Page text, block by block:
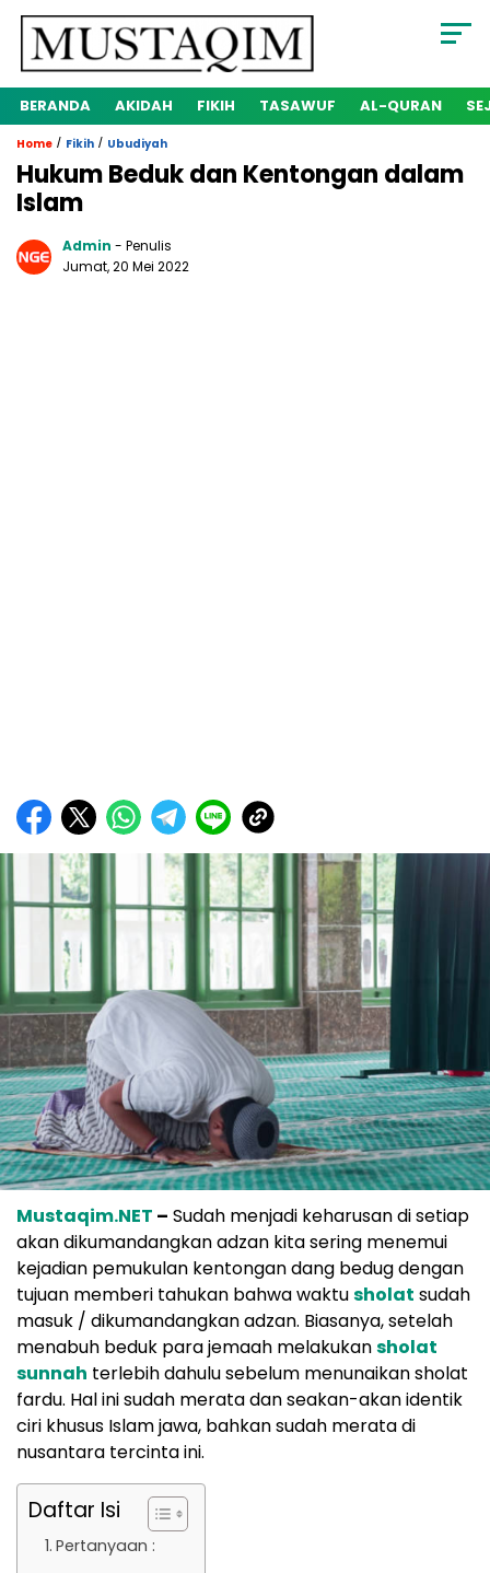
BERANDA AKIDAH FIKIH TASAWUF AL-QURAN
Home / Fikih / Ubudiyah
Hukum Beduk dan Kentongan dalam
Islam
Admin - Penulis
Jumat, 20 Mei 2022
Mustaqim.NET – Sudah menjadi keharusan di setiap
akan dikumandangkan adzan kita sering menemui
kejadian pemukulan kentongan dang bedug dengan
tujuan memberi tahukan bahwa waktusholat sudah
masuk / dikumandangkan adzan. Biasanya, setelah
menabuh beduk para jemaah melakukansholat
sunnah terlebih dahulu sebelum menunaikan sholat
fardu. Hal ini sudah merata dan seakan-akan identik
ciri khusus Islam jawa, bahkan sudah merata di
nusantara tercinta ini.
Daftar Isi
Pertanyaan :